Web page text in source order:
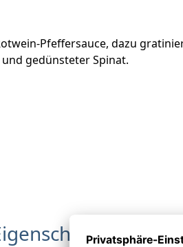
Pfeffersauce, dazu
gedünsteter Spinat.